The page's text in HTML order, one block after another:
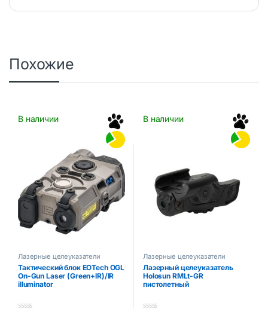
Похожие
В наличии
Лазерные целеуказатели
Тактический блок EOTech OGL
On-Gun Laser (Green+IR)/IR
illuminator
В наличии
Лазерные целеуказатели
Лазерный целеуказатель
Holosun RMLt-GR
пистолетный